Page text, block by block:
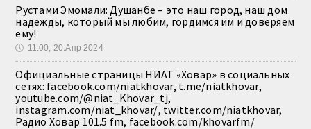
Рустами Эмомали: Душанбе – это наш город, наш дом
надежды, который мы любим, гордимся им и доверяем
ему!
🕔 11:00, 20.Апр 2024
Официальные страницы НИАТ «Ховар» в социальных
сетях: facebook.com/niatkhovar, t.me/niatkhovar,
youtube.com/@niat_Khovar_tj,
instagram.com/niat_khovar/, twitter.com/niatkhovar,
Радио Ховар 101.5 fm, facebook.com/khovarfm/